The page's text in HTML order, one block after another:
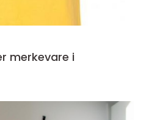
merkevare i